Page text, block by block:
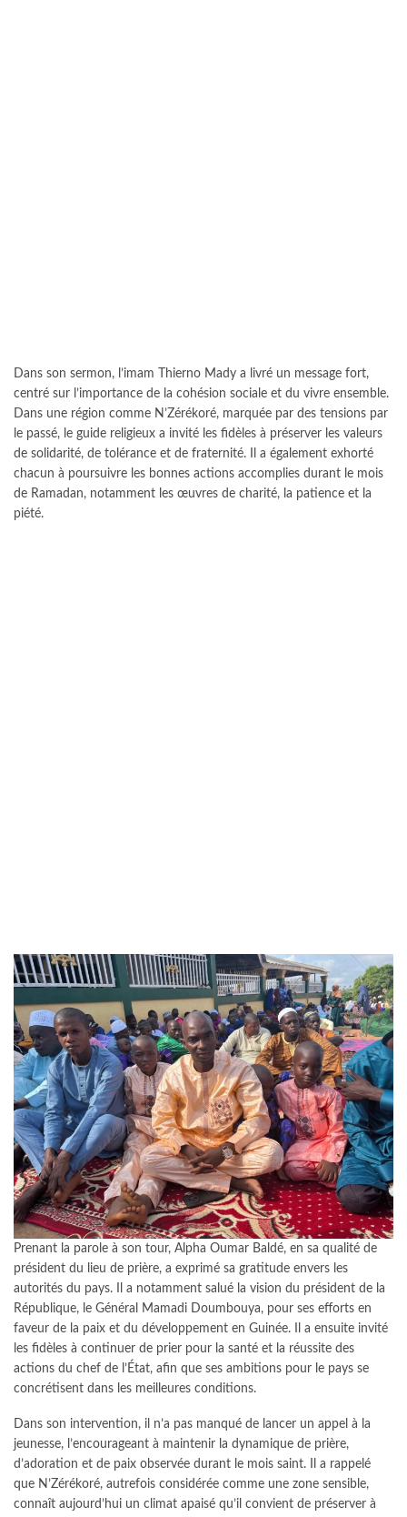
Dans son sermon, l’imam Thierno Mady a livré un message fort,
centré sur l’importance de la cohésion sociale et du vivre ensemble.
Dans une région comme N’Zérékoré, marquée par des tensions par
le passé, le guide religieux a invité les fidèles à préserver les valeurs
de solidarité, de tolérance et de fraternité. Il a également exhorté
chacun à poursuivre les bonnes actions accomplies durant le mois
de Ramadan, notamment les œuvres de charité, la patience et la
piété.
Prenant la parole à son tour, Alpha Oumar Baldé, en sa qualité de
président du lieu de prière, a exprimé sa gratitude envers les
autorités du pays. Il a notamment salué la vision du président de la
République, le Général Mamadi Doumbouya, pour ses efforts en
faveur de la paix et du développement en Guinée. Il a ensuite invité
les fidèles à continuer de prier pour la santé et la réussite des
actions du chef de l’État, afin que ses ambitions pour le pays se
concrétisent dans les meilleures conditions.
Dans son intervention, il n’a pas manqué de lancer un appel à la
jeunesse, l’encourageant à maintenir la dynamique de prière,
d’adoration et de paix observée durant le mois saint. Il a rappelé
que N’Zérékoré, autrefois considérée comme une zone sensible,
connaît aujourd’hui un climat apaisé qu’il convient de préserver à